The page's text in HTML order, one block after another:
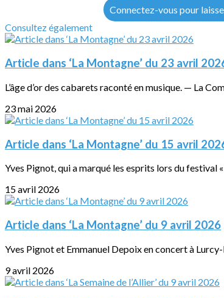
Connectez-vous pour
Consultez également
Article dans ‘La Montagne’ du 23 avril
L’âge d’or des cabarets raconté en musique. — La
23 mai 2026
Article dans ‘La Montagne’ du 15 avril
Yves Pignot, qui a marqué les esprits lors du festival
15 avril 2026
Article dans ‘La Montagne’ du 9 avril 2026
Yves Pignot et Emmanuel Depoix en concert à
9 avril 2026